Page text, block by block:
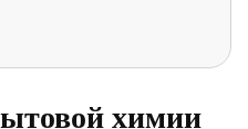
химии